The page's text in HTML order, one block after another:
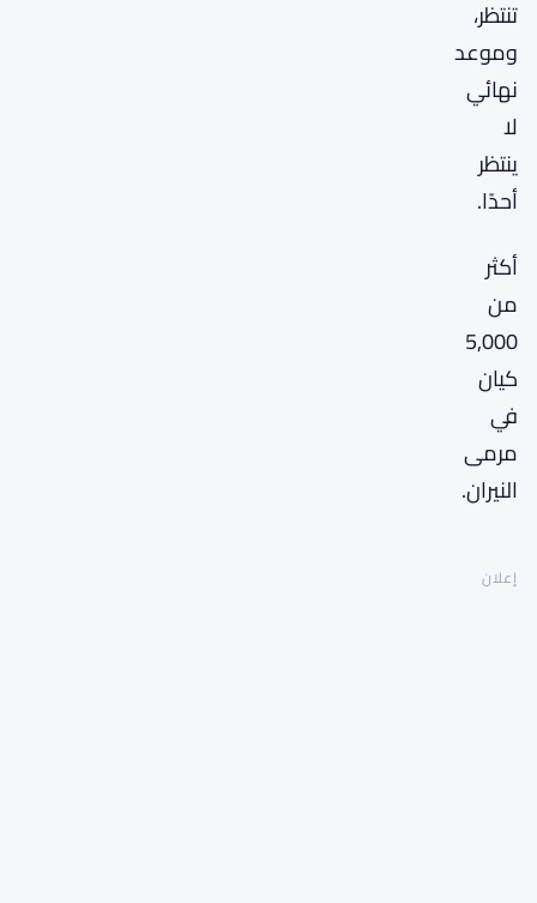
تنتظر،
وموعد
نهائي
لا
ينتظر
أحدًا.
أكثر
من
5,000
كيان
في
مرمى
النيران.
إعلان